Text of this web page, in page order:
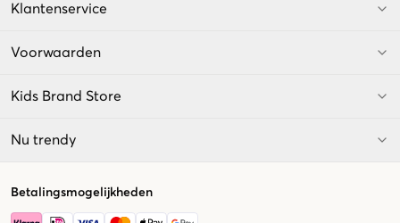
Klantenservice
Voorwaarden
Kids Brand Store
Nu trendy
Betalingsmogelijkheden